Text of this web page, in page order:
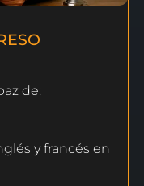
de:
y francés en